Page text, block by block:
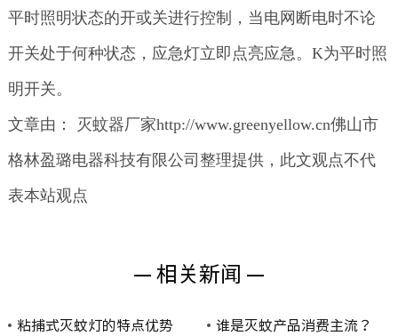
平时照明状态的开或关进行控制，当电网断电时不论
开关处于何种状态，应急灯立即点亮应急。K为平时照
明开关。
文章由： 灭蚊器厂家http://www.greenyellow.cn佛山市
格林盈璐电器科技有限公司整理提供，此文观点不代
表本站观点
— 相关新闻 —
粘捕式灭蚊灯的特点优势 谁是灭蚊产品消费主流？